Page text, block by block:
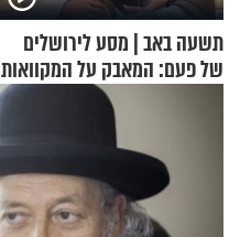
תשעה באב | מסע לירושלים
של פעם: המאבק על המקוואות